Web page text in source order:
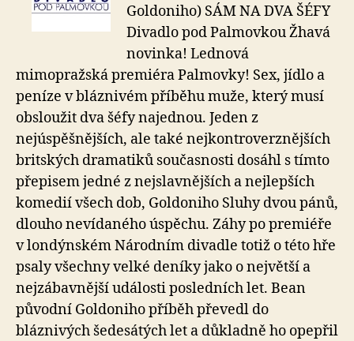
Goldoniho) SÁM NA DVA ŠÉFY
Divadlo pod Palmovkou Žhavá
novinka! Lednová
mimopražská premiéra Palmovky! Sex, jídlo a
peníze v bláznivém příběhu muže, který musí
obsloužit dva šéfy najednou. Jeden z
nejúspěšnějších, ale také nejkontroverznějších
britských dramatiků současnosti dosáhl s tímto
přepisem jedné z nejslavnějších a nejlepších
komedií všech dob, Goldoniho Sluhy dvou pánů,
dlouho nevídaného úspěchu. Záhy po premiéře
v londýnském Národním divadle totiž o této hře
psaly všechny velké deníky jako o největší a
nejzábavnější události posledních let. Bean
původní Goldoniho příběh převedl do
bláznivých šedesátých let a důkladně ho opepřil